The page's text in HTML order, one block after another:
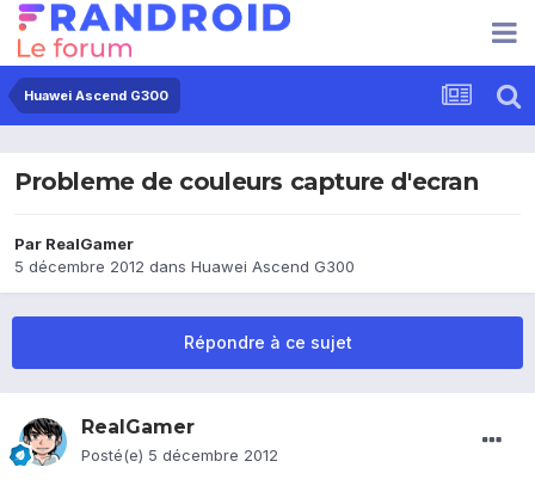
Huawei Ascend G300
Probleme de couleurs capture d'ecran
Par RealGamer
5 décembre 2012 dans Huawei Ascend G300
Répondre à ce sujet
RealGamer
Posté(e) 5 décembre 2012